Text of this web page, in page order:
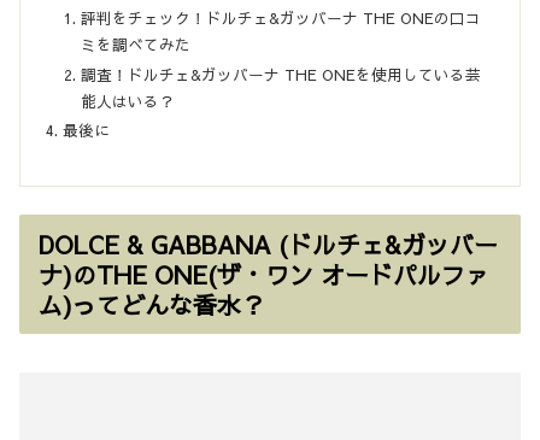
評判をチェック！ドルチェ&ガッバーナ THE ONEの口コ
ミを調べてみた
調査！ドルチェ&ガッバーナ THE ONEを使用している芸
能人はいる？
最後に
DOLCE & GABBANA (ドルチェ&ガッバー
ナ)のTHE ONE(ザ・ワン オードパルファ
ム)ってどんな香水？